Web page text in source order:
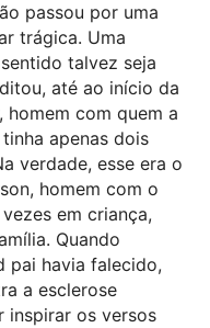
passou por uma
trágica. Uma
talvez seja
até ao início da
homem com quem a
apenas dois
verdade, esse era o
homem com o
em criança,
Quando
pai havia falecido,
a esclerose
inspirar os versos